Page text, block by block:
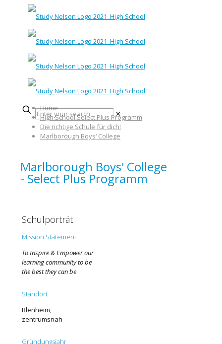
✕
Home
High School Select Plus Programm
Die richtige Schule für dich!
Marlborough Boys‘ College
Marlborough Boys' College
- Select Plus Programm
Schulporträt
Mission Statement
To Inspire & Empower our
learning community to be
the best they can be
Standort
Blenheim,
zentrumsnah
Gründungsjahr